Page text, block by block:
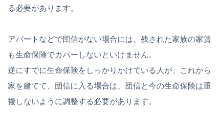
る必要があります。
アパートなどで団信がない場合には、残された家族の家賃
も生命保険でカバーしないといけません。
逆にすでに生命保険をしっかりかけている人が、これから
家を建てて、団信に入る場合は、団信と今の生命保険は重
複しないように調整する必要があります。